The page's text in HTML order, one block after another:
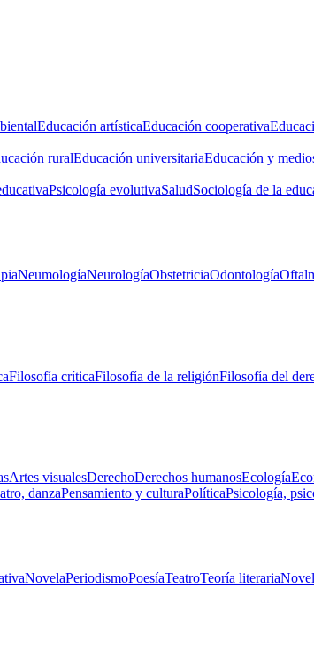
Educación artísticaEducación cooperativa
ruralEducación universitariaEducación y
Psicología evolutivaSaludSociología de la
NeumologíaNeurologíaObstetriciaOdontología
Filosofía críticaFilosofía de la religiónFilosofía del
Artes visualesDerechoDerechos humanosEcología
danzaPensamiento y culturaPolíticaPsicología,
NovelaPeriodismoPoesíaTeatroTeoría literaria